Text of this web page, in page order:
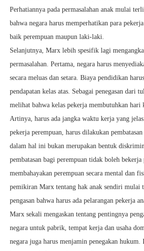
Perhatiannya pada permasalahan anak mulai
bahwa negara harus memperhatikan para
baik perempuan maupun laki-laki.
Selanjutnya, Marx lebih spesifik lagi
permasalahan. Pertama, negara harus
secara meluas dan setara. Biaya pendidikan
pendapatan kelas atas. Sebagai penegasan dari
melihat bahwa kelas pekerja membutuhkan hari
Artinya, harus ada jangka waktu kerja yang
pekerja perempuan, harus dilakukan
dalam hal ini bukan merupakan bentuk
pembatasan bagi perempuan tidak boleh
membahayakan perempuan secara mental dan
pemikiran Marx tentang hak anak sendiri mulai
pengasan bahwa harus ada pelarangan pekerja
Marx sekali mengaskan tentang pentingnya
negara untuk pabrik, tempat kerja dan usaha
negara juga harus menjamin penegakan